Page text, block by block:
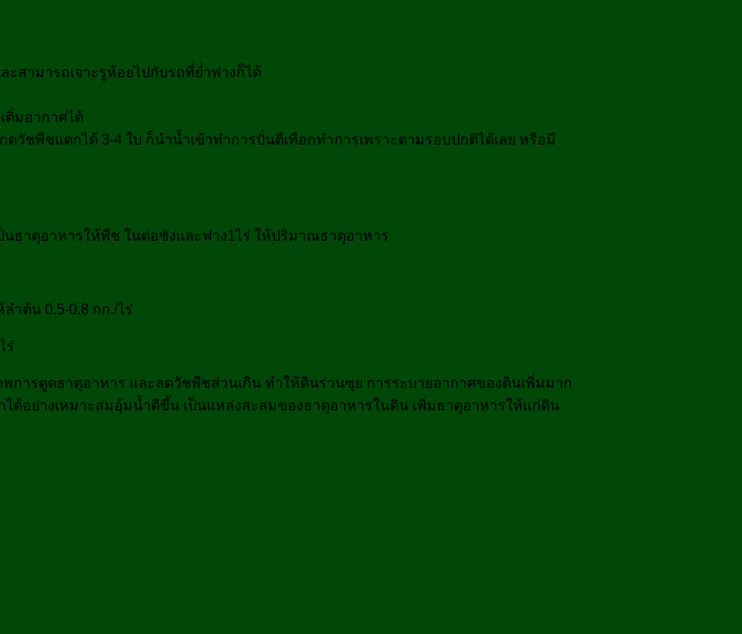
สามารถเจาะรูห้อยไปกับรถที่ย่ำฟางก็ได้
ติ่มอากาศได้
ชพืชแตกได้ 3-4 ใบ ก็นำน้ำเข้าทำการปั่นตีเทือกทำการเพราะตามรอบปกติได้เลย หรือมี
ธาตุอาหารให้พืช ในต่อซังและฟาง1ไร่ ให้ปริมาณธาตุอาหาร
ำต้น 0.5-0.8 กก./ไร่
ร่
พการดูดธาตุอาหาร และลดวัชพืชส่วนเกิน ทำให้ดินร่วนซุย การระบายอากาศของดินเพิ่มมาก
ด้อย่างเหมาะสมอุ้มน้ำดีขึ้น เป็นแหล่งสะสมของธาตุอาหารในดิน เพิ่มธาตุอาหารให้แก่ดิน